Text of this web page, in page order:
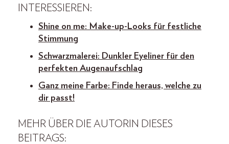
INTERESSIEREN:
Shine on me: Make-up-Looks für festliche
Stimmung
Schwarzmalerei: Dunkler Eyeliner für den
perfekten Augenaufschlag
Ganz meine Farbe: Finde heraus, welche zu
dir passt!
MEHR ÜBER DIE AUTORIN DIESES
BEITRAGS: